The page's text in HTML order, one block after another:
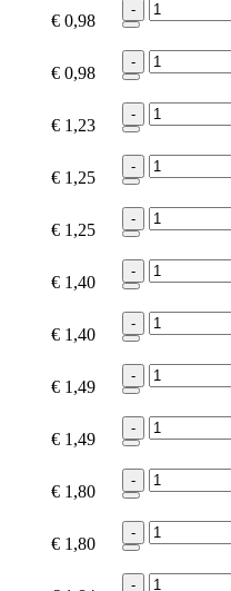
€ 0,98
-
€ 0,98
-
€ 1,23
-
€ 1,25
-
€ 1,25
-
€ 1,40
-
€ 1,40
-
€ 1,49
-
€ 1,49
-
€ 1,80
-
€ 1,80
-
-